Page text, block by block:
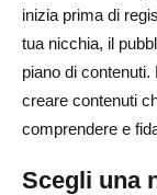
inizia prima di
tua nicchia, il
piano di
creare contenuti
comprendere e
Scegli una